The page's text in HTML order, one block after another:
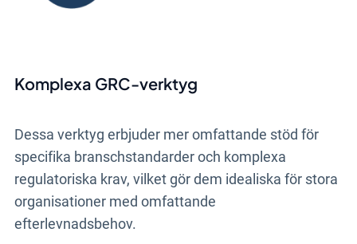
Komplexa GRC-verktyg
Dessa verktyg erbjuder mer omfattande stöd för
specifika branschstandarder och komplexa
regulatoriska krav, vilket gör dem idealiska för stora
organisationer med omfattande
efterlevnadsbehov.